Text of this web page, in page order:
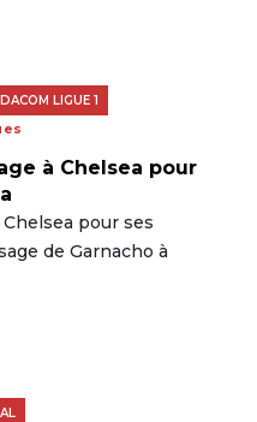
LIGUE 1
à Chelsea pour
pour ses
de Garnacho à